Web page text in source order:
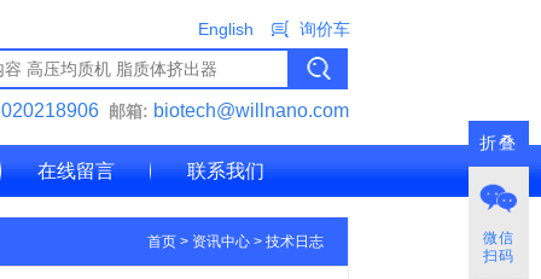
折叠
微信
扫码
询价车
English
邮箱: biotech@willnano.com
在线留言 联系我们
首页 > 资讯中心 > 技术日志